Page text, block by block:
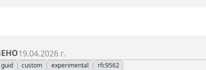
19.04.2026 г.
guid custom experimental rfc9562